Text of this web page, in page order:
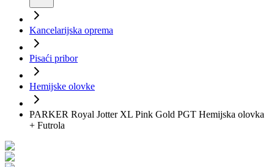
Kancelarijska oprema
Pisaći pribor
Hemijske olovke
PARKER Royal Jotter XL Pink Gold PGT Hemijska olovka
+ Futrola